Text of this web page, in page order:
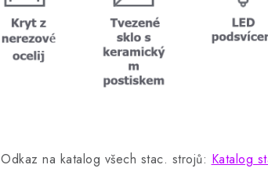
Odkaz na katalog všech stac. strojů: Katalog